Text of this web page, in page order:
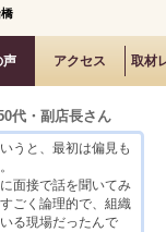
声 アクセス 取材
代・副店長さん
うと、最初は偏見も
面接で話を聞いてみ
ごく論理的で、組織
る現場だったんで